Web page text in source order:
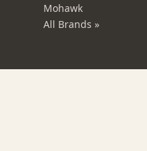
Mohawk
All Brands »